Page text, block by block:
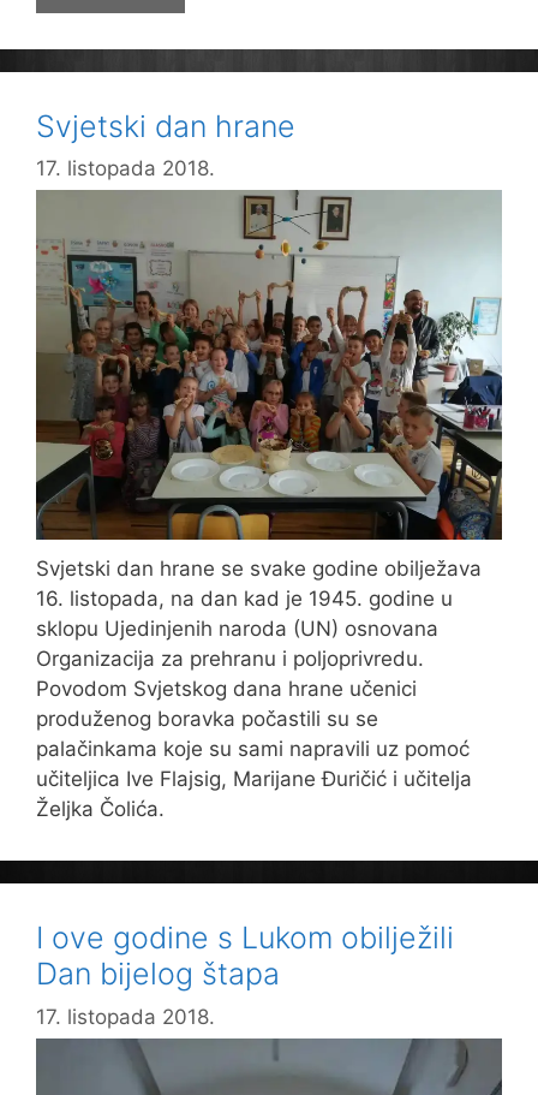
borbe
protiv
siromaštva
Svjetski dan hrane
17. listopada 2018.
Svjetski dan hrane se svake godine obilježava
16. listopada, na dan kad je 1945. godine u
sklopu Ujedinjenih naroda (UN) osnovana
Organizacija za prehranu i poljoprivredu.
Povodom Svjetskog dana hrane učenici
produženog boravka počastili su se
palačinkama koje su sami napravili uz pomoć
učiteljica Ive Flajsig, Marijane Đuričić i učitelja
Željka Čolića.
I ove godine s Lukom obilježili
Dan bijelog štapa
17. listopada 2018.